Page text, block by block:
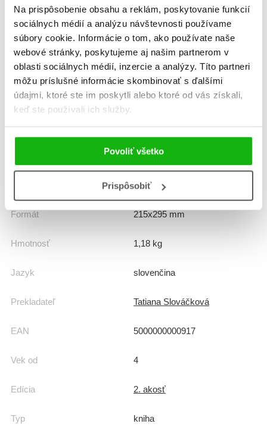
Na prispôsobenie obsahu a reklám, poskytovanie funkcií
sociálnych médií a analýzu návštevnosti používame
súbory cookie. Informácie o tom, ako používate naše
webové stránky, poskytujeme aj našim partnerom v
oblasti sociálnych médií, inzercie a analýzy. Títo partneri
môžu príslušné informácie skombinovať s ďalšími
údajmi, ktoré ste im poskytli alebo ktoré od vás získali,
keď ste používali ich služby.
Povoliť všetko
Prispôsobiť
Informácie
Žáner rozprávka
Počet strán
Ukážka.pdf
12.6.2026
Formát 215x295 mm
Hmotnosť 1,18 kg
Jazyk slovenčina
Prekladateľ Tatiana Slováčková
EAN 5000000000917
Vek od 4
Edícia 2. akosť
Typ kniha